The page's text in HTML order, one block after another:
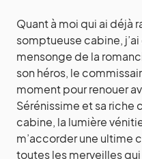
Quant à moi qui ai déjà
somptueuse cabine,
mensonge de la
son héros, le
moment pour renouer
Sérénissime et sa riche
cabine, la lumière
m’accorder une ultime
toutes les merveilles